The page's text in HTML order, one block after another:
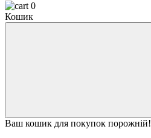
0
Кошик
Ваш кошик для покупок порожній!